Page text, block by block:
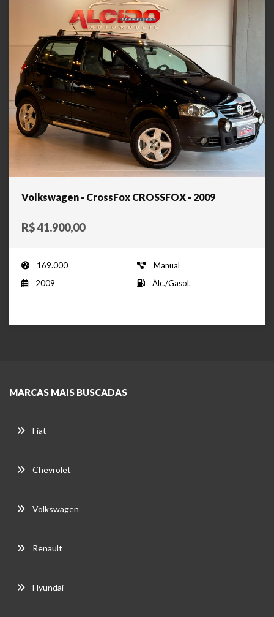
Volkswagen - CrossFox CROSSFOX - 2009
R$ 41.900,00
169.000
Manual
2009
Álc./Gasol.
MARCAS MAIS BUSCADAS
Fiat
Chevrolet
Volkswagen
Renault
Hyundai